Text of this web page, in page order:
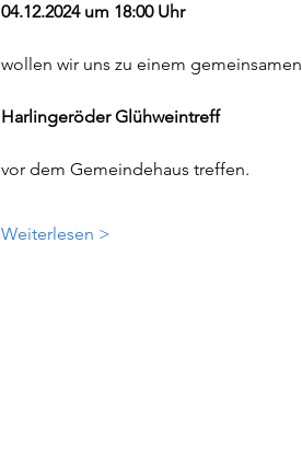
04.12.2024 um 18:00 Uhr
wollen wir uns zu einem gemeinsamen
Harlingeröder Glühweintreff
vor dem Gemeindehaus treffen.
Weiterlesen >